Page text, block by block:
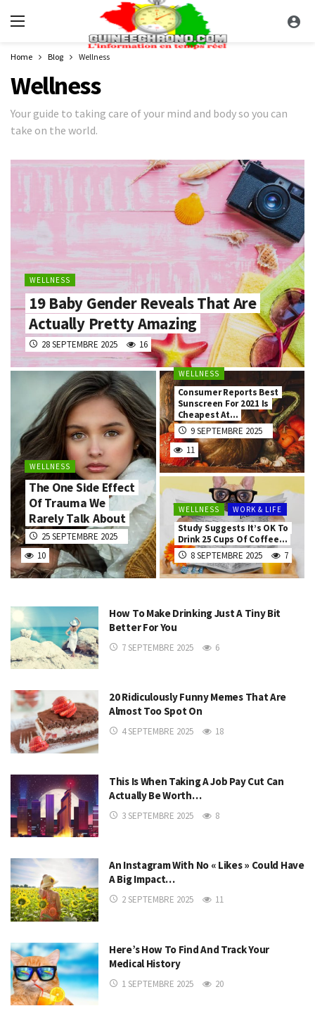
Home Blog Wellness
Wellness
Your guide to taking care of your mind and body so you can
take on the world.
WELLNESS
19 Baby Gender Reveals That Are
Actually Pretty Amazing
28 SEPTEMBRE 2025 16
WELLNESS
The One Side Effect
Of Trauma We
Rarely Talk About
25 SEPTEMBRE 2025
10
WELLNESS
Consumer Reports Best
Sunscreen For 2021 Is
Cheapest At…
9 SEPTEMBRE 2025
11
WELLNESS WORK & LIFE
Study Suggests It’s OK To
Drink 25 Cups Of Coffee…
8 SEPTEMBRE 2025
7
How To Make Drinking Just A Tiny Bit
Better For You
7 SEPTEMBRE 2025 6
20 Ridiculously Funny Memes That Are
Almost Too Spot On
4 SEPTEMBRE 2025 18
This Is When Taking A Job Pay Cut Can
Actually Be Worth…
3 SEPTEMBRE 2025 8
An Instagram With No « Likes » Could Have
A Big Impact…
2 SEPTEMBRE 2025 11
Here’s How To Find And Track Your
Medical History
1 SEPTEMBRE 2025 20